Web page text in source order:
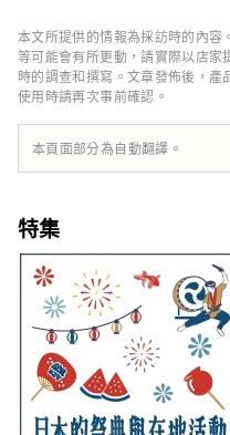
本文所提供的情報為採訪時的內
等可能會有所更動，請實際以店
時的調查和撰寫。文章發佈後，
使用時請再次事前確認。
本頁面部分為自動翻譯。
特集